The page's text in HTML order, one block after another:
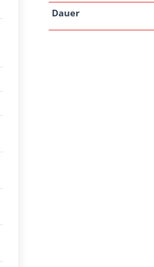
Dauer